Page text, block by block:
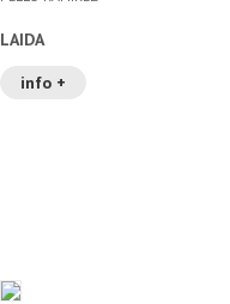
LAIDA
info +